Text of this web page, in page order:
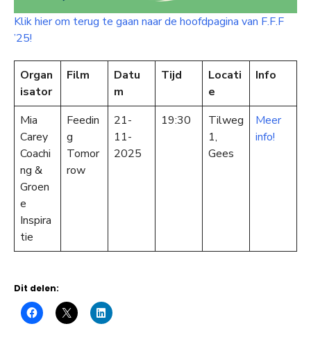
Klik hier om terug te gaan naar de hoofdpagina van F.F.F
’25!
Organ
isator
Film
Datu
m
Tijd
Locati
e
Info
Mia
Carey
Coachi
ng &
Groen
e
Inspira
tie
Feedin
g
Tomor
row
21-
11-
2025
19:30
Tilweg
1,
Gees
Meer
info!
Dit delen: